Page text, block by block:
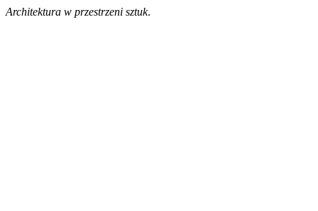
Architektura w przestrzeni sztuk.